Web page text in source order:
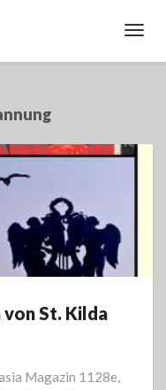
St. Kilda
Magazin 1128e,